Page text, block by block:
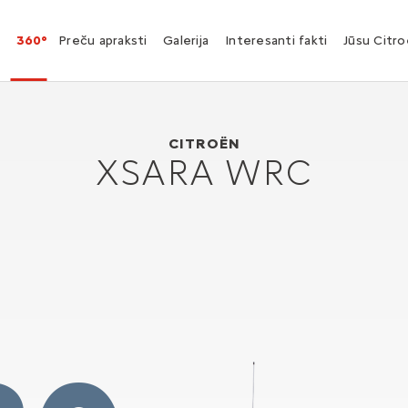
360° Preču apraksti Galerija Interesanti fakti Jūsu
CITROËN
XSARA WRC